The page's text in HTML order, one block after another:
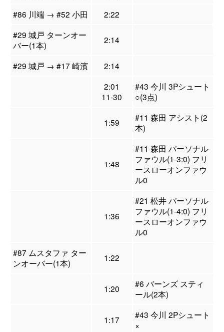
#86 川端 → #52 小田
2:22
#29 城戸 ターンオー
バー(1本)
2:14
#29 城戸 → #17 崎濱
2:14
2:01
11-30
#43 今川 3Pシュート
○(3点)
1:59
#11 森田 アシスト(2
本)
1:48
#11 森田 パーソナル
ファウル(1-3:0) フリ
ースローオンファウ
ル0
1:36
#21 松井 パーソナル
ファウル(1-4:0) フリ
ースローオンファウ
ル0
#87 ムスタファ ター
ンオーバー(1本)
1:22
1:20
#6 バーンズ スティ
ール(2本)
1:17
#43 今川 2Pシュート
×